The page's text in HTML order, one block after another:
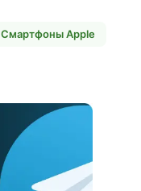
Смартфоны Apple